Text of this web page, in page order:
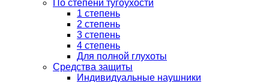
По степени тугоухости
1 степень
2 степень
3 степень
4 степень
Для полной глухоты
Средства защиты
Индивидуальные наушники